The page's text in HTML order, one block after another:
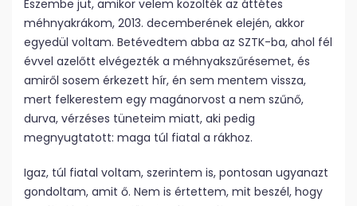
Eszembe jut, amikor velem közölték az áttétes
méhnyakrákom, 2013. decemberének elején, akkor
egyedül voltam. Betévedtem abba az SZTK-ba, ahol fél
évvel azelőtt elvégezték a méhnyakszűrésemet, és
amiről sosem érkezett hír, én sem mentem vissza,
mert felkerestem egy magánorvost a nem szűnő,
durva, vérzéses tüneteim miatt, aki pedig
megnyugtatott: maga túl fiatal a rákhoz.
Igaz, túl fiatal voltam, szerintem is, pontosan ugyanazt
gondoltam, amit ő. Nem is értettem, mit beszél, hogy